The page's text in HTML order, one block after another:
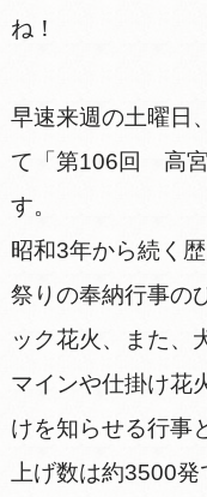
ね！
早速来週の土曜日
て「第106回 高宮
す。
昭和3年から続く
祭りの奉納行事の
ック花火、また、
マインや仕掛け花
けを知らせる行事
上げ数は約3500発